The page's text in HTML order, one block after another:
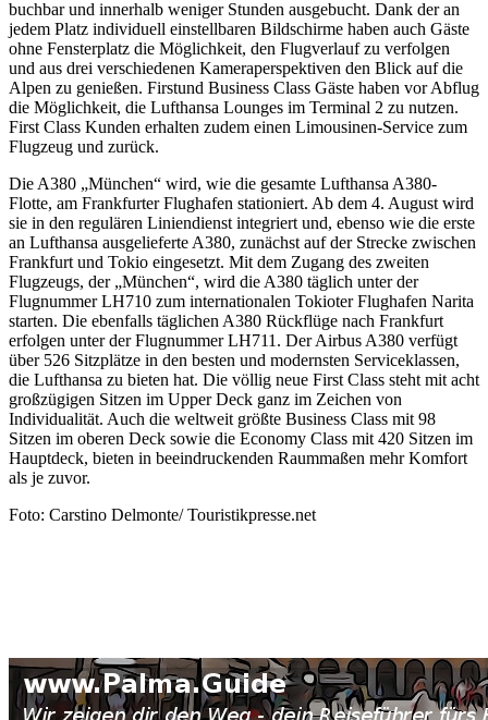
buchbar und innerhalb weniger Stunden ausgebucht. Dank der an
jedem Platz individuell einstellbaren Bildschirme haben auch Gäste
ohne Fensterplatz die Möglichkeit, den Flugverlauf zu verfolgen
und aus drei verschiedenen Kameraperspektiven den Blick auf die
Alpen zu genießen. Firstund Business Class Gäste haben vor Abflug
die Möglichkeit, die Lufthansa Lounges im Terminal 2 zu nutzen.
First Class Kunden erhalten zudem einen Limousinen-Service zum
Flugzeug und zurück.
Die A380 „München“ wird, wie die gesamte Lufthansa A380-
Flotte, am Frankfurter Flughafen stationiert. Ab dem 4. August wird
sie in den regulären Liniendienst integriert und, ebenso wie die erste
an Lufthansa ausgelieferte A380, zunächst auf der Strecke zwischen
Frankfurt und Tokio eingesetzt. Mit dem Zugang des zweiten
Flugzeugs, der „München“, wird die A380 täglich unter der
Flugnummer LH710 zum internationalen Tokioter Flughafen Narita
starten. Die ebenfalls täglichen A380 Rückflüge nach Frankfurt
erfolgen unter der Flugnummer LH711. Der Airbus A380 verfügt
über 526 Sitzplätze in den besten und modernsten Serviceklassen,
die Lufthansa zu bieten hat. Die völlig neue First Class steht mit acht
großzügigen Sitzen im Upper Deck ganz im Zeichen von
Individualität. Auch die weltweit größte Business Class mit 98
Sitzen im oberen Deck sowie die Economy Class mit 420 Sitzen im
Hauptdeck, bieten in beeindruckenden Raummaßen mehr Komfort
als je zuvor.
Foto: Carstino Delmonte/ Touristikpresse.net